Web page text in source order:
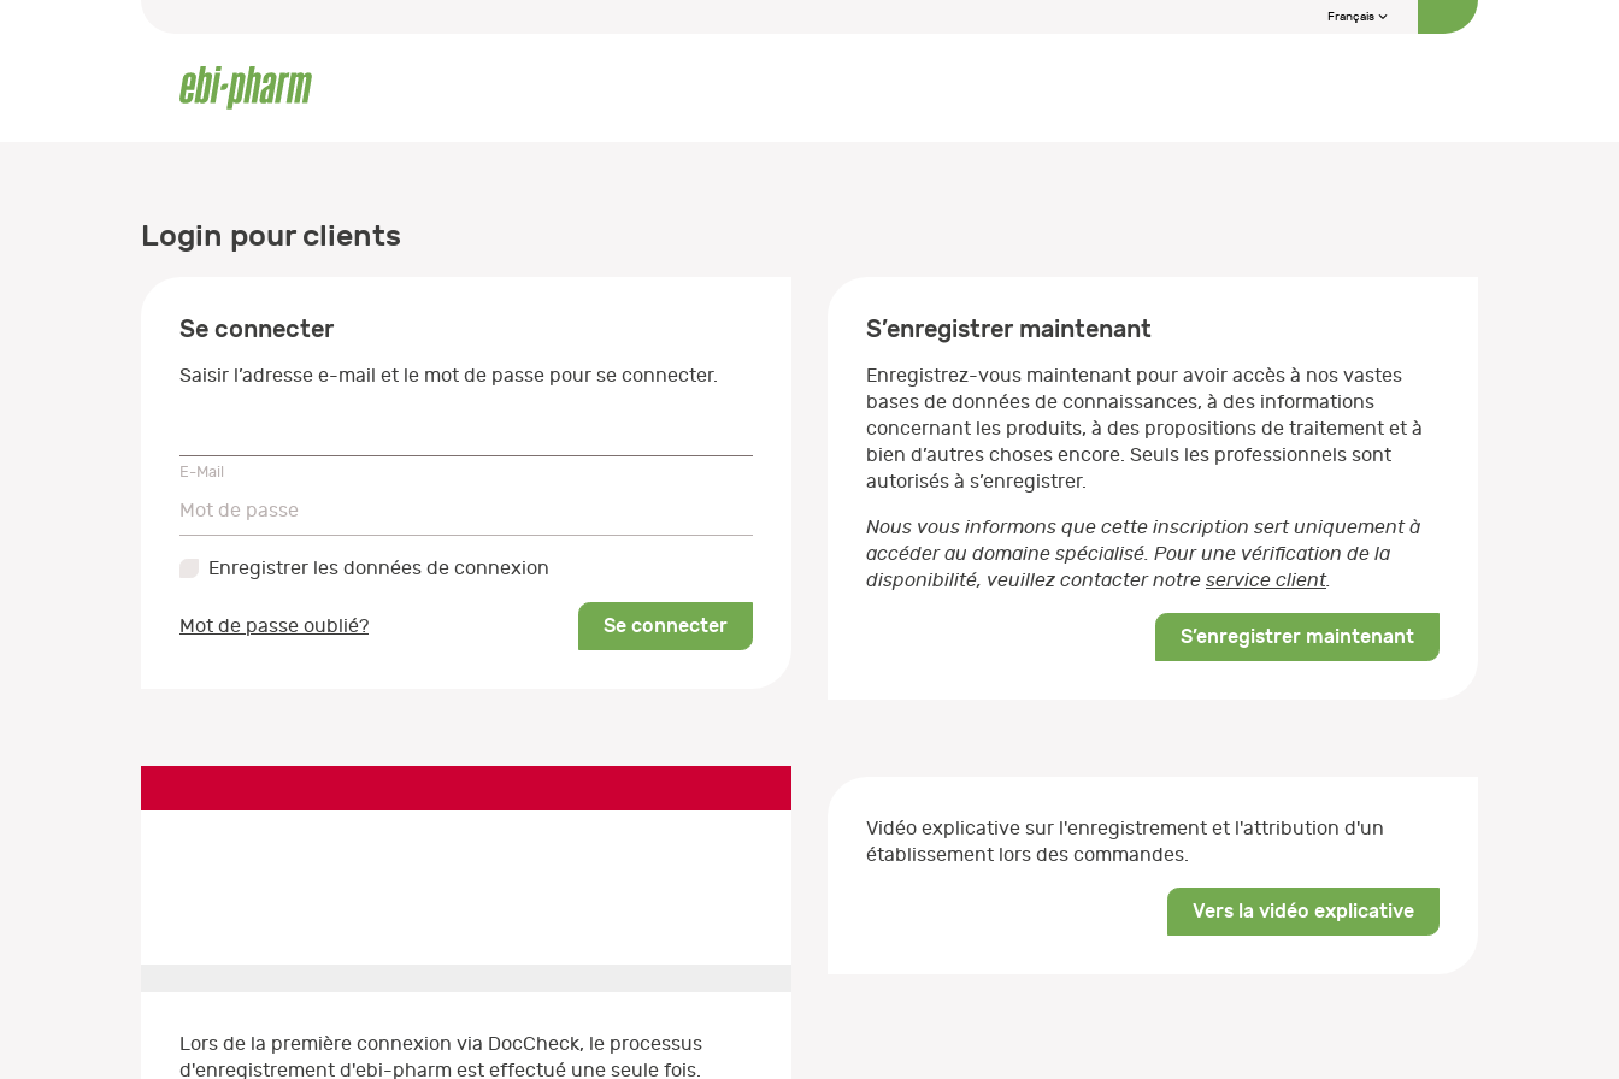
Français
Login pour clients
Se connecter
Saisir l’adresse e-mail et le mot de passe pour se connecter.
E-Mail
Mot de passe
Mot de passe
Enregistrer les données de connexion
Mot de passe oublié? Se connecter
Lors de la première connexion via DocCheck, le processus
d'enregistrement d'ebi-pharm est effectué une seule fois.
S’enregistrer maintenant
Enregistrez-vous maintenant pour avoir accès à nos vastes
bases de données de connaissances, à des informations
concernant les produits, à des propositions de traitement et à
bien d’autres choses encore. Seuls les professionnels sont
autorisés à s’enregistrer.
Nous vous informons que cette inscription sert uniquement à
accéder au domaine spécialisé. Pour une vérification de la
disponibilité, veuillez contacter notre service client.
S’enregistrer maintenant
Vidéo explicative sur l'enregistrement et l'attribution d'un
établissement lors des commandes.
Vers la vidéo explicative